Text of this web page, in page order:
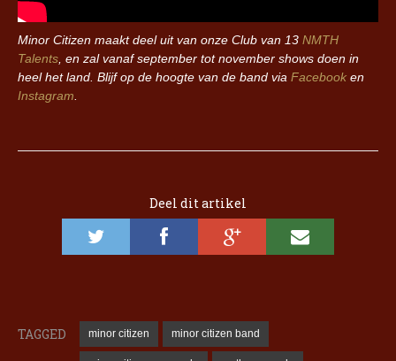
Minor Citizen maakt deel uit van onze Club van 13 NMTH
Talents , en zal vanaf september tot november shows doen in
heel het land. Blijf op de hoogte van de band via Facebook en
Instagram
Deel dit artikel
TAGGED minor citizen minor citizen band